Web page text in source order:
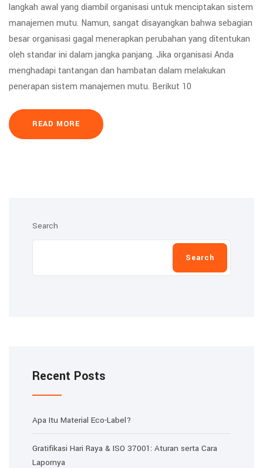
langkah awal yang diambil organisasi untuk menciptakan sistem
manajemen mutu. Namun, sangat disayangkan bahwa sebagian
besar organisasi gagal menerapkan perubahan yang ditentukan
oleh standar ini dalam jangka panjang. Jika organisasi Anda
menghadapi tantangan dan hambatan dalam melakukan
penerapan sistem manajemen mutu. Berikut 10
READ MORE
Search
Search
Recent Posts
Apa Itu Material Eco-Label?
Gratifikasi Hari Raya & ISO 37001: Aturan serta Cara
Lapornya